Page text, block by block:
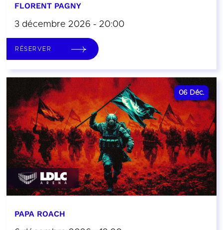
FLORENT PAGNY
3 décembre 2026 - 20:00
RÉSERVER
06 Déc.
PAPA ROACH